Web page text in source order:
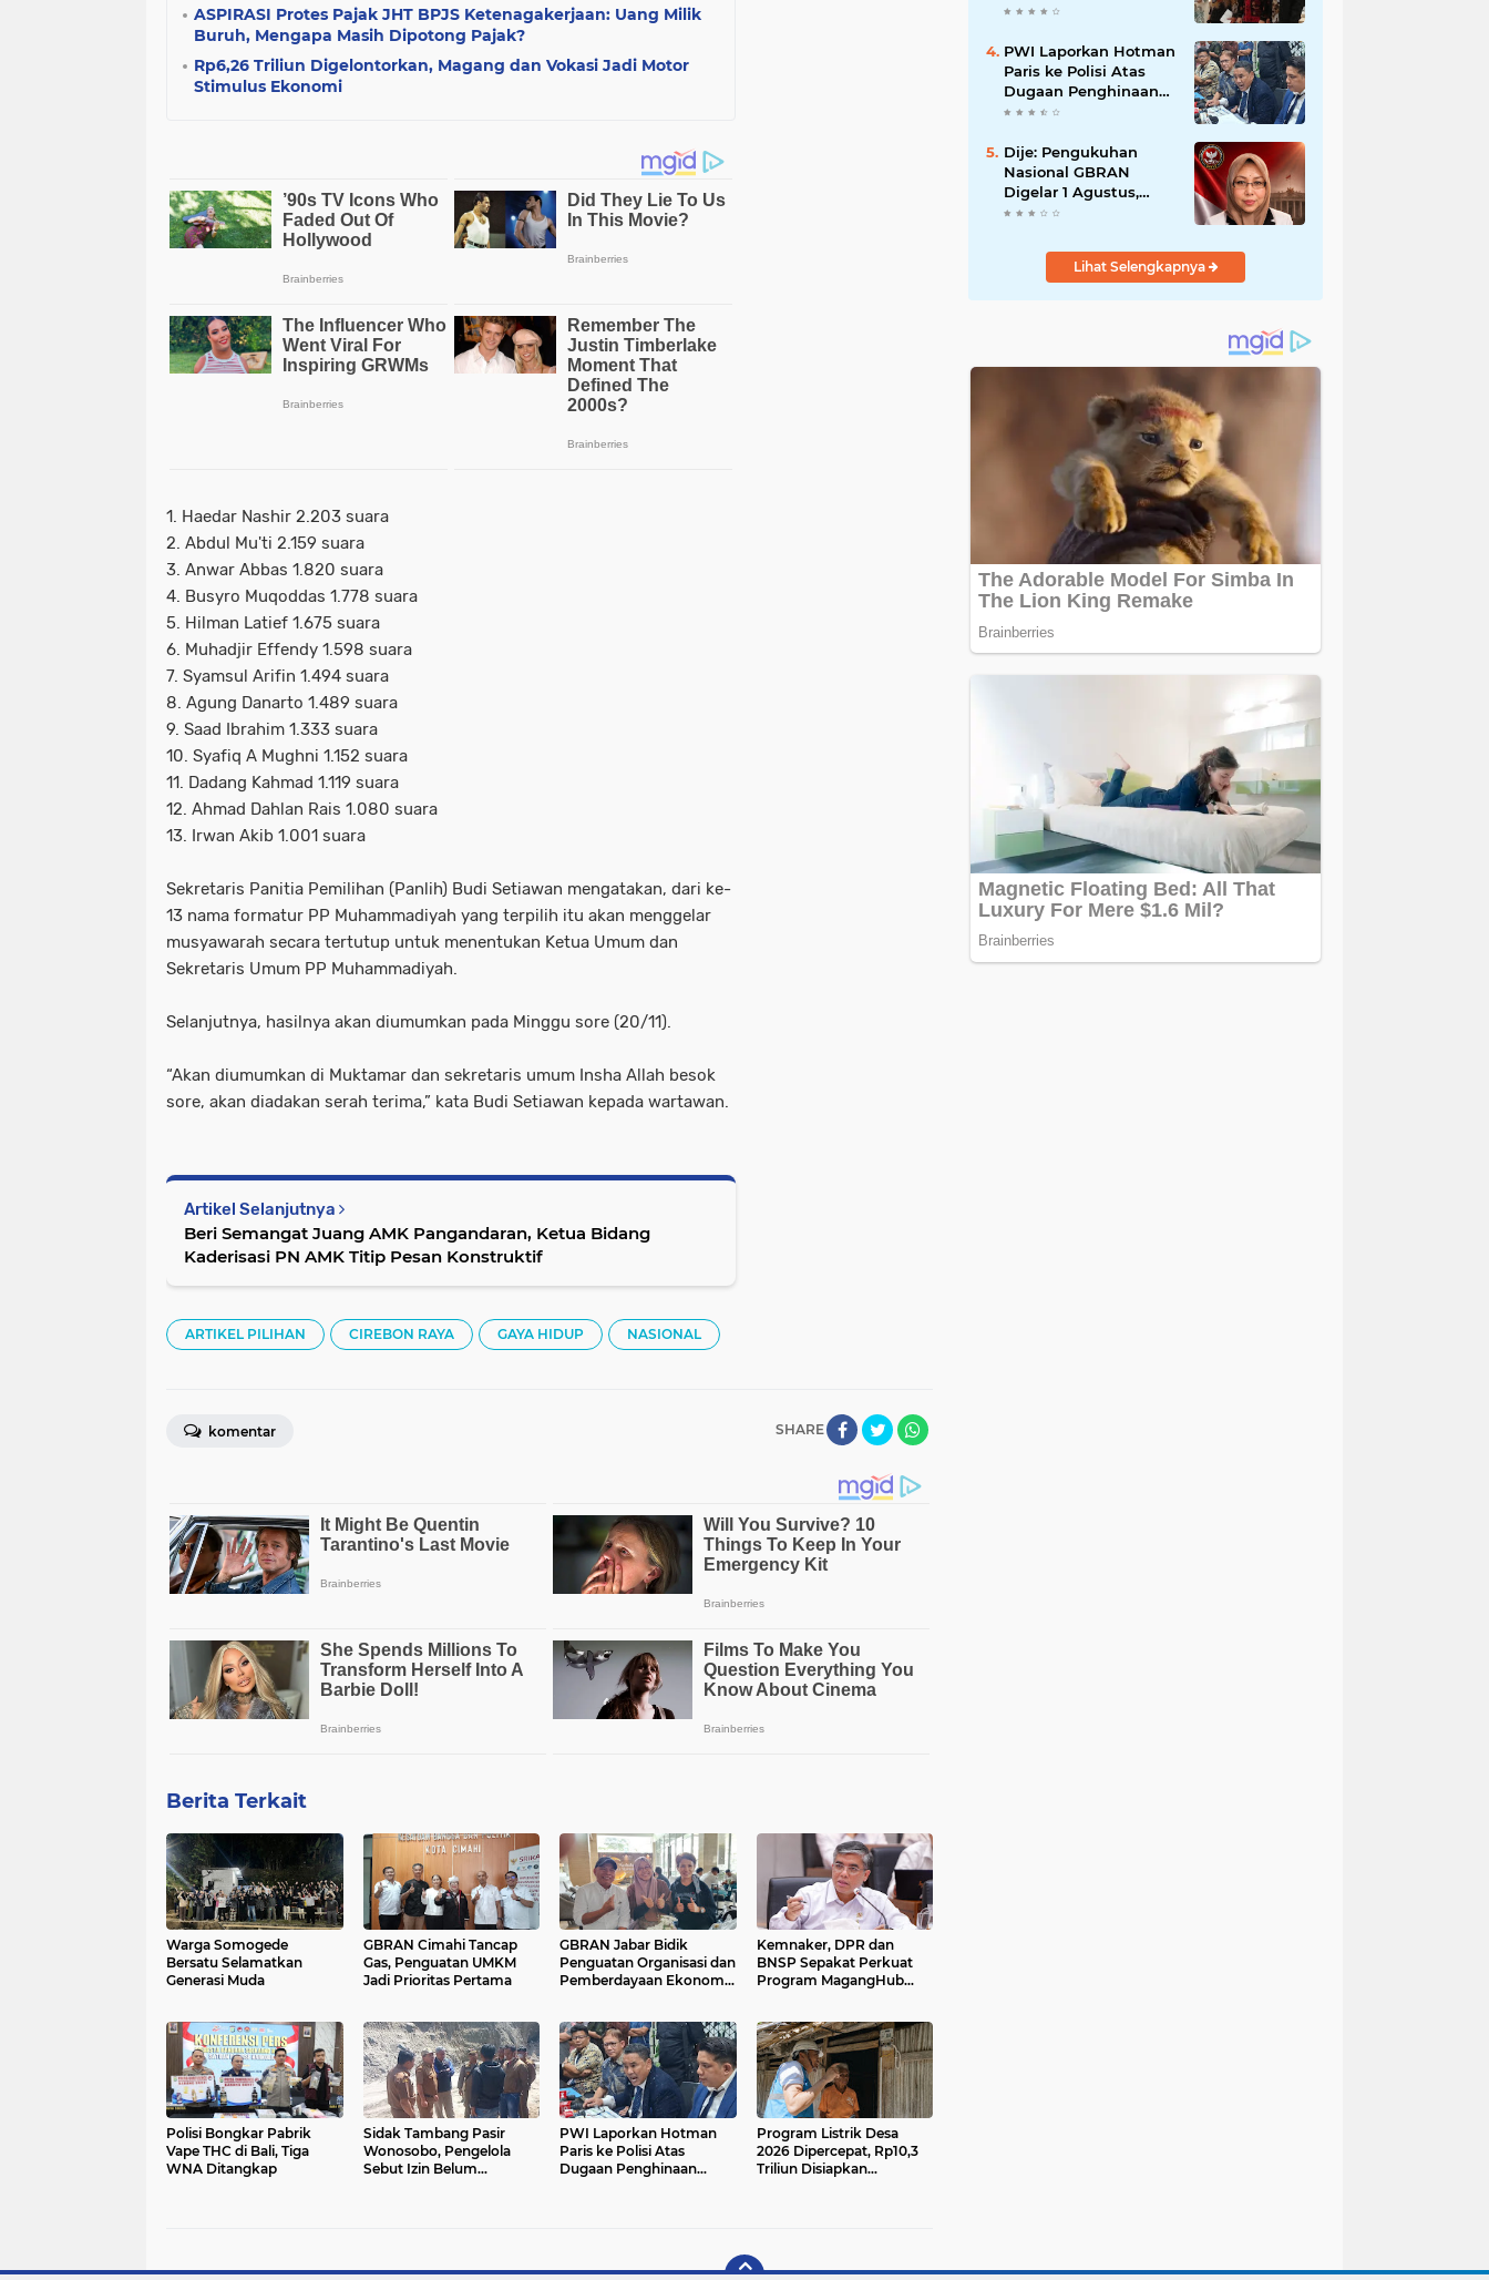
ASPIRASI Protes Pajak JHT BPJS Ketenagakerjaan: Uang Milik
Buruh, Mengapa Masih Dipotong Pajak?
Rp6,26 Triliun Digelontorkan, Magang dan Vokasi Jadi Motor
Stimulus Ekonomi
1. Haedar Nashir 2.203 suara
2. Abdul Mu'ti 2.159 suara
3. Anwar Abbas 1.820 suara
4. Busyro Muqoddas 1.778 suara
5. Hilman Latief 1.675 suara
6. Muhadjir Effendy 1.598 suara
7. Syamsul Arifin 1.494 suara
8. Agung Danarto 1.489 suara
9. Saad Ibrahim 1.333 suara
10. Syafiq A Mughni 1.152 suara
11. Dadang Kahmad 1.119 suara
12. Ahmad Dahlan Rais 1.080 suara
13. Irwan Akib 1.001 suara
Sekretaris Panitia Pemilihan (Panlih) Budi Setiawan mengatakan, dari ke-
13 nama formatur PP Muhammadiyah yang terpilih itu akan menggelar
musyawarah secara tertutup untuk menentukan Ketua Umum dan
Sekretaris Umum PP Muhammadiyah.
Selanjutnya, hasilnya akan diumumkan pada Minggu sore (20/11).
“Akan diumumkan di Muktamar dan sekretaris umum Insha Allah besok
sore, akan diadakan serah terima,” kata Budi Setiawan kepada wartawan.
Artikel Selanjutnya
Beri Semangat Juang AMK Pangandaran, Ketua Bidang
Kaderisasi PN AMK Titip Pesan Konstruktif
ARTIKEL PILIHAN CIREBON RAYA GAYA HIDUP NASIONAL
SHARE
komentar
Berita Terkait
Warga Somogede
Bersatu Selamatkan
Generasi Muda
GBRAN Cimahi Tancap
Gas, Penguatan UMKM
Jadi Prioritas Pertama
GBRAN Jabar Bidik
Penguatan Organisasi dan
Pemberdayaan Ekonomi
Kemnaker, DPR dan
BNSP Sepakat Perkuat
Program MagangHub
Polisi Bongkar Pabrik
Vape THC di Bali, Tiga
WNA Ditangkap
Sidak Tambang Pasir
Wonosobo, Pengelola
Sebut Izin Belum
PWI Laporkan Hotman
Paris ke Polisi Atas
Dugaan Penghinaan
Program Listrik Desa
2026 Dipercepat, Rp10,3
Triliun Disiapkan
Mekanisme Undang-
PWI Laporkan Hotman
Paris ke Polisi Atas
Dugaan Penghinaan
Profesi Wartawan
Dije: Pengukuhan
Nasional GBRAN
Digelar 1 Agustus,
Diikuti 38 DPD dan
Lihat Selengkapnya